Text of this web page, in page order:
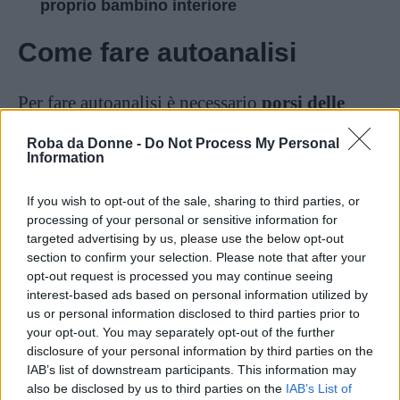
Roba da Donne - Do Not Process My Personal
Information
If you wish to opt-out of the sale, sharing to third parties, or
processing of your personal or sensitive information for
targeted advertising by us, please use the below opt-out
section to confirm your selection. Please note that after your
opt-out request is processed you may continue seeing
interest-based ads based on personal information utilized by
us or personal information disclosed to third parties prior to
your opt-out. You may separately opt-out of the further
disclosure of your personal information by third parties on the
IAB’s list of downstream participants. This information may
also be disclosed by us to third parties on the IAB’s List of
proprio bambino interiore
Come fare autoanalisi
Per fare autoanalisi è necessario porsi delle
e il dottor Lino Fuso, psicologo e
psicoterapeuta specializzato in psicodiagnostica
degli esempi utili: il processo di autoanalisi può
partire interrogando le proprieemozioni:Come
mi sento? Triste? Arrabbiato? Di cosa ho
paura?;il secondo step è rappresentato
dall’analisi situazionalepotenzialmente causa
dello stato emotivo:Qual è l’evento scatenante
del mio disagio, di quello stato emotivo?